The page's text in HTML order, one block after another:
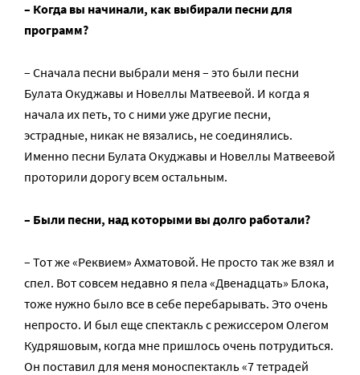
– Когда вы начинали, как выбирали песни для
программ?
– Сначала песни выбрали меня – это были песни
Булата Окуджавы и Новеллы Матвеевой. И когда я
начала их петь, то с ними уже другие песни,
эстрадные, никак не вязались, не соединялись.
Именно песни Булата Окуджавы и Новеллы Матвеевой
проторили дорогу всем остальным.
– Были песни, над которыми вы долго работали?
– Тот же «Реквием» Ахматовой. Не просто так же взял и
спел. Вот совсем недавно я пела «Двенадцать» Блока,
тоже нужно было все в себе перебарывать. Это очень
непросто. И был еще спектакль с режиссером Олегом
Кудряшовым, когда мне пришлось очень потрудиться.
Он поставил для меня моноспектакль «7 тетрадей